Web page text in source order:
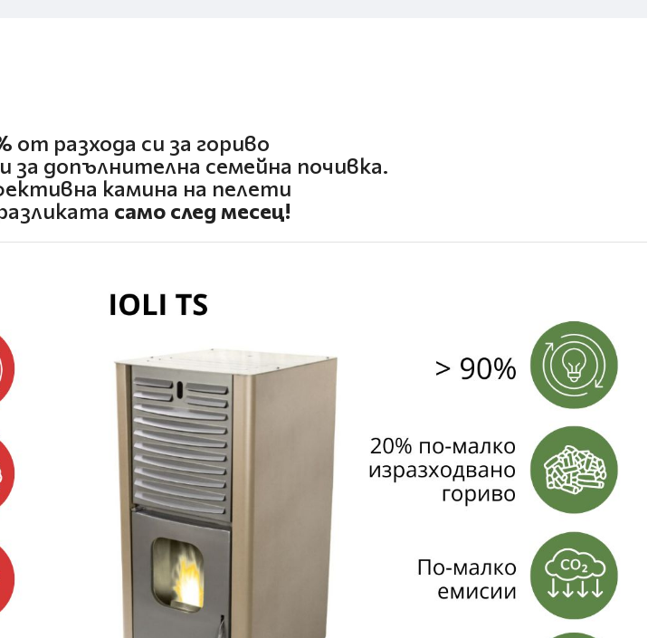
от разхода си за гориво
допълнителна семейна почивка.
камина на пелети
само след месец!